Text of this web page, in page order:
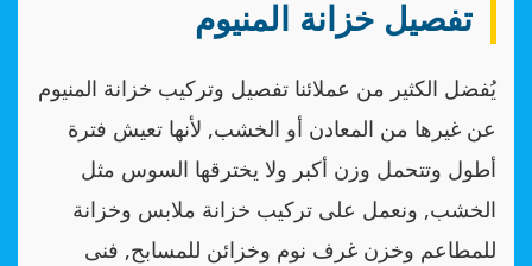
تفصيل خزانة المنيوم
يُفضل الكثير من عملائنا تفصيل وتركيب خزانة المنيوم
عن غيرها من المعادن أو الخشب, لأنها تعيش فترة
أطول وتتحمل وزن أكبر ولا يخترقها السوس مثل
الخشب, ونعمل على تركيب خزانة ملابس وخزانة
للمطاعم وخزن غرف نوم وخزائن للمسابح, فنى